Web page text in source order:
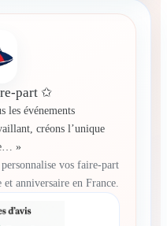
part ✩
les événements
créons l’unique
»
vos faire-part
anniversaire en France.